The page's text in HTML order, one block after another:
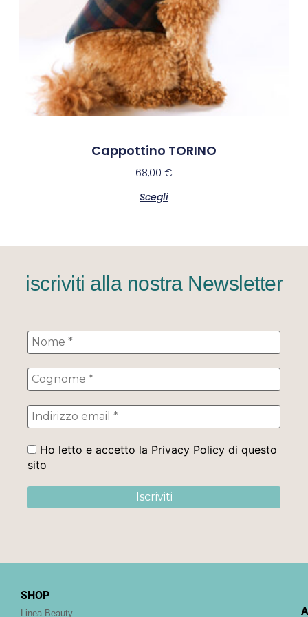
Cappottino TORINO
68,00 €
Scegli
iscriviti alla nostra Newsletter
Ho letto e accetto la Privacy Policy di questo
sito
SHOP
Linea Beauty